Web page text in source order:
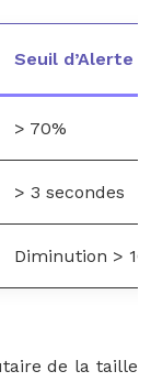
Seuil d’Alerte
> 70%
> 3 secondes
Diminution >
de la taille